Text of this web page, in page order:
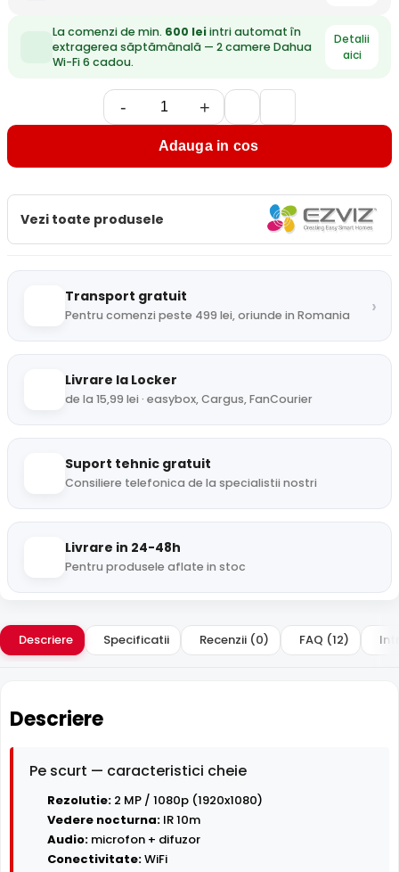
La comenzi de min. 600 leiintri automat în
extragerea săptămânală — 2 camere Dahua
Wi-Fi 6 cadou.
Detalii
aici
- +
Adauga in cos
Vezi toate produsele
Transport gratuit
Pentru comenzi peste 499 lei, oriunde in Romania ›
Livrare la Locker
de la 15,99 lei · easybox, Cargus, FanCourier
Suport tehnic gratuit
Consiliere telefonica de la specialistii nostri
Livrare in 24-48h
Pentru produsele aflate in stoc
Descriere Specificatii Recenzii (0) FAQ (12)
Descriere
Pe scurt — caracteristici cheie
Rezolutie: 2 MP / 1080p (1920x1080)
Vedere nocturna: IR 10m
Audio: microfon + difuzor
Conectivitate:WiFi